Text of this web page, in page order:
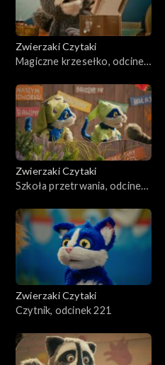
Zwierzaki Czytaki
Magiczne krzesełko, odcinek
Zwierzaki Czytaki
Szkoła przetrwania, odcinek
Zwierzaki Czytaki
Czytnik, odcinek 221